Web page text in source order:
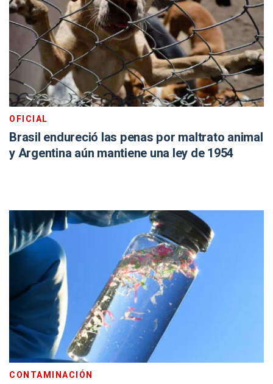
OFICIAL
Brasil endureció las penas por maltrato animal
y Argentina aún mantiene una ley de 1954
CONTAMINACIÓN